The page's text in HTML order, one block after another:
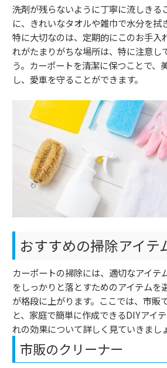
洗剤が残らないように丁寧に流しきる
に、きれいなタオルや雑巾で水分を拭
特に大切なのは、定期的にこのお手入
れがたまりがちな場所は、特に注意し
う。カーポートを清潔に保つことで、
し、愛車を守ることができます。
おすすめの掃除アイテ
カーポートの掃除には、適切なアイテ
をしっかりと落とすためのアイテムを
が格段に上がります。ここでは、市販
と、家庭で簡単に作成できるDIYアイ
れの効果について詳しく見ていきまし
市販のクリーナー